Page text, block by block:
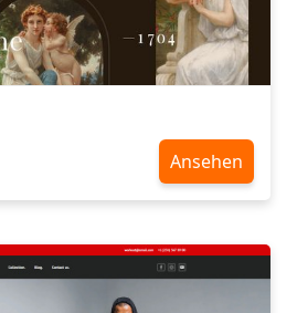
Ansehen